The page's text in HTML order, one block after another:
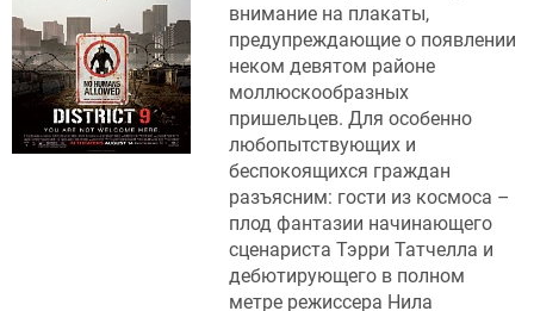
внимание на плакаты,
предупреждающие о появлении
неком девятом районе
моллюскообразных
пришельцев. Для особенно
любопытствующих и
беспокоящихся граждан
разъясним: гости из космоса –
плод фантазии начинающего
сценариста Тэрри Татчелла и
дебютирующего в полном
метре режиссера Нила